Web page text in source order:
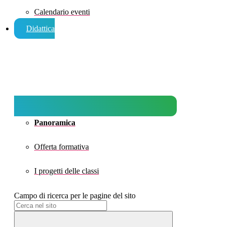
Calendario eventi
Didattica
Panoramica
Offerta formativa
I progetti delle classi
Campo di ricerca per le pagine del sito